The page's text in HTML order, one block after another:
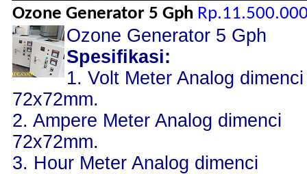
Ozone Generator 5 Gph
Ozone Generator 5 Gph
Spesifikasi:
1. Volt Meter Analog dimenci
72x72mm.
2. Ampere Meter Analog dimenci
72x72mm.
3. Hour Meter Analog dimenci